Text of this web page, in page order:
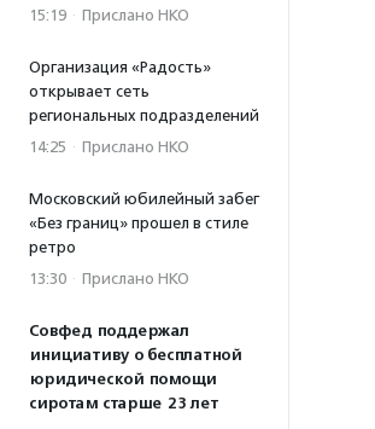
15:19 · Прислано НКО
Организация «Радость»
открывает сеть
региональных подразделений
14:25 · Прислано НКО
Московский юбилейный забег
«Без границ» прошел в стиле
ретро
13:30 · Прислано НКО
Совфед поддержал
инициативу о бесплатной
юридической помощи
сиротам старше 23 лет